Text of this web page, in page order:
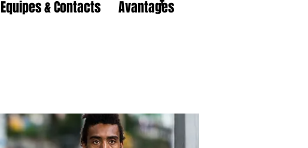
Equipes & Contacts Avantages